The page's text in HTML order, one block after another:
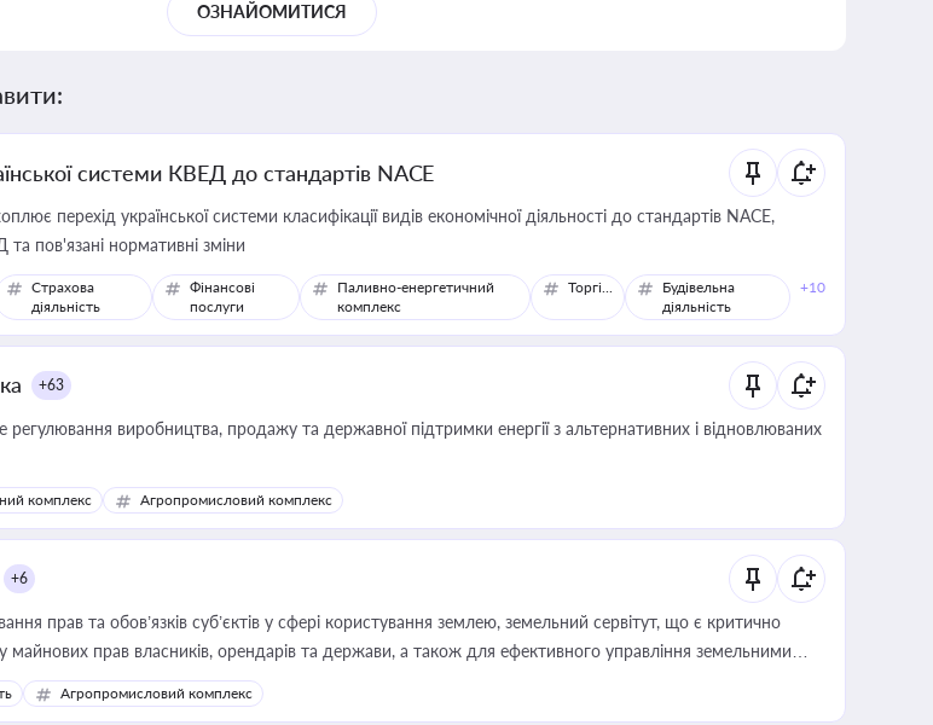
ОЗНАЙОМИТИСЯ
системи КВЕД до стандартів NACE
перехід української системи класифікації видів економічної діяльності до стандартів NACE,
пов'язані нормативні зміни
Страхова
діяльність
Фінансові
послуги
Паливно-енергетичний
комплекс
Торгівля
Будівельна
діяльність
+10
+63
регулювання виробництва, продажу та державної підтримки енергії з альтернативних і відновлюваних
комплекс Агропромисловий комплекс
+6
прав та обов’язків суб’єктів у сфері користування землею, земельний сервітут, що є критично
майнових прав власників, орендарів та держави, а також для ефективного управління земельними
Агропромисловий комплекс